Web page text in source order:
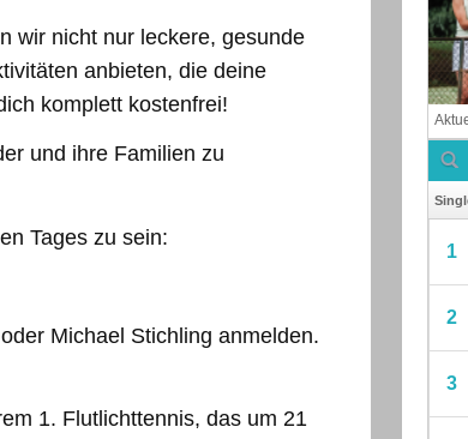
wir nicht nur leckere, gesunde
anbieten, die deine
komplett kostenfrei!
und ihre Familien zu
Tages zu sein:
Michael Stichling anmelden.
1. Flutlichttennis, das um 21